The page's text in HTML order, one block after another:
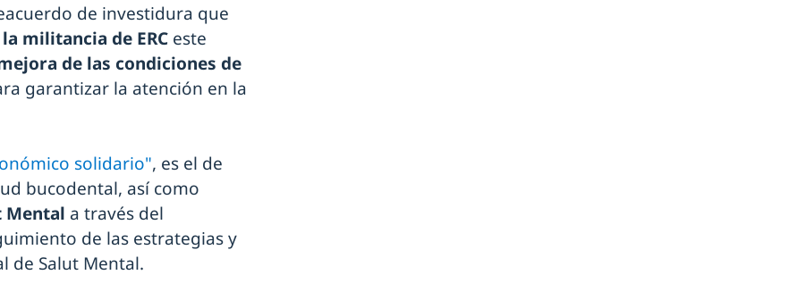
de investidura que
militancia de ERC este
de las condiciones de
garantizar la atención en la
solidario", es el de
bucodental, así como
Mental a través del
de las estrategias y
de Salut Mental.